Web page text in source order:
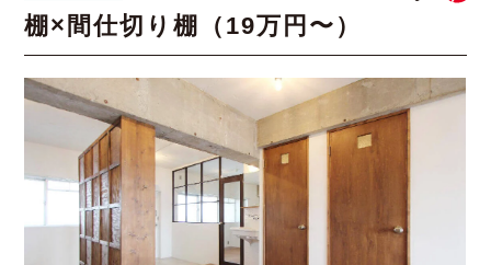
棚×間仕切り棚（19万円〜）